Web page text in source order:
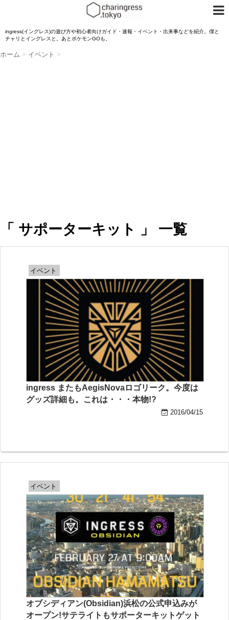
ingress(イングレス)の遊び方や初心者向けガイド・速報・イベント・出来事などを紹介。僕と
チャリとイングレスと。あとポケモンGOも。
ホーム > イベント >
「 サポーターキット 」 一覧
イベント
ingress またもAegisNovaロゴリーク。今度は
グッズ詳細も。これは・・・本物!?
2016/04/15
イベント
オブシディアン(Obsidian)浜松の公式申込みが
オープン!サテライトもサポーターキットゲット